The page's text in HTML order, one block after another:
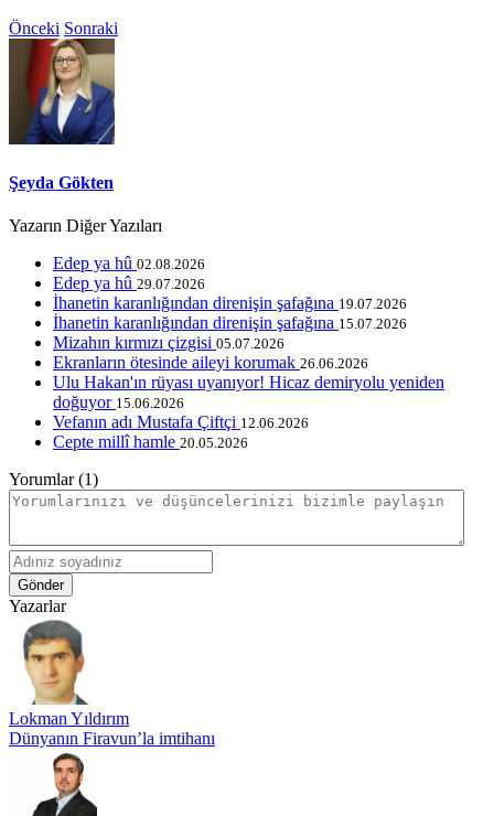
Önceki Sonraki
Şeyda Gökten
Yazarın Diğer Yazıları
Edep ya hû 02.08.2026
Edep ya hû 29.07.2026
İhanetin karanlığından direnişin şafağına 19.07.2026
İhanetin karanlığından direnişin şafağına 15.07.2026
Mizahın kırmızı çizgisi 05.07.2026
Ekranların ötesinde aileyi korumak 26.06.2026
Ulu Hakan'ın rüyası uyanıyor! Hicaz demiryolu yeniden
doğuyor 15.06.2026
Vefanın adı Mustafa Çiftçi 12.06.2026
Cepte millî hamle 20.05.2026
Yorumlar (1)
Gönder
Yazarlar
Lokman Yıldırım
Dünyanın Firavun’la imtihanı